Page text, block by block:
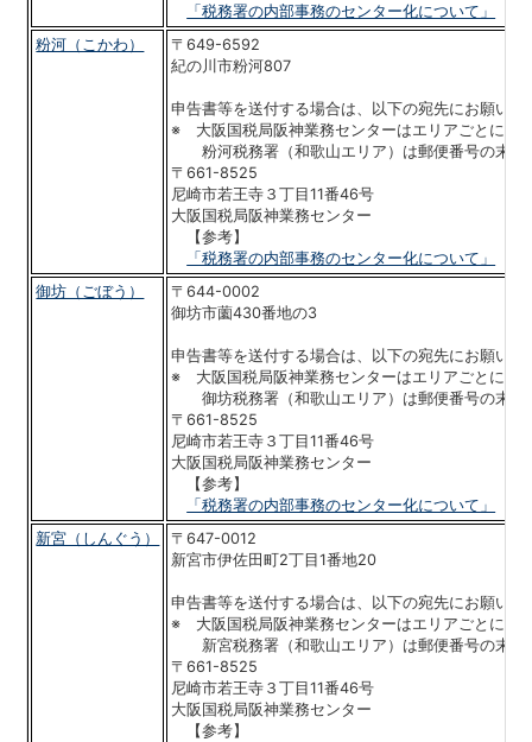
「税務署の内部事務のセンター化について」
粉河（こかわ）
〒649-6592
紀の川市粉河807
申告書等を送付する場合は、以下の宛先にお願いい
※ 大阪国税局阪神業務センターはエリアごとに郵
粉河税務署（和歌山エリア）は郵便番号の末尾
〒661-8525
尼崎市若王寺３丁目11番46号
大阪国税局阪神業務センター
【参考】
「税務署の内部事務のセンター化について」
御坊（ごぼう）
〒644-0002
御坊市薗430番地の3
申告書等を送付する場合は、以下の宛先にお願いい
※ 大阪国税局阪神業務センターはエリアごとに郵
御坊税務署（和歌山エリア）は郵便番号の末尾
〒661-8525
尼崎市若王寺３丁目11番46号
大阪国税局阪神業務センター
【参考】
「税務署の内部事務のセンター化について」
新宮（しんぐう）
〒647-0012
新宮市伊佐田町2丁目1番地20
申告書等を送付する場合は、以下の宛先にお願いい
※ 大阪国税局阪神業務センターはエリアごとに郵
新宮税務署（和歌山エリア）は郵便番号の末尾
〒661-8525
尼崎市若王寺３丁目11番46号
大阪国税局阪神業務センター
【参考】